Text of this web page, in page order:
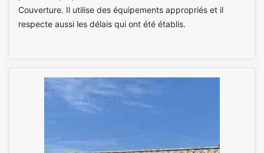
Couverture. Il utilise des équipements appropriés et il
respecte aussi les délais qui ont été établis.